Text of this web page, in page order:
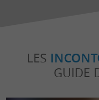
LES
GUIDE